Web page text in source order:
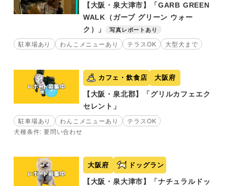
【大阪・泉大津市】「GARB GREEN
WALK（ガーブ グリーン ウォー
ク）」
写真レポートあり
駐車場あり わんこメニューあり テラスOK 大型犬まで
カフェ・飲食店 大阪府
【大阪・泉北郡】「グリルカフェエク
セレント」
駐車場あり わんこメニューあり
テラスOK
犬種条件: 要問い合わせ
大阪府 ドッグラン
【大阪・泉大津市】「ナチュラルドッ